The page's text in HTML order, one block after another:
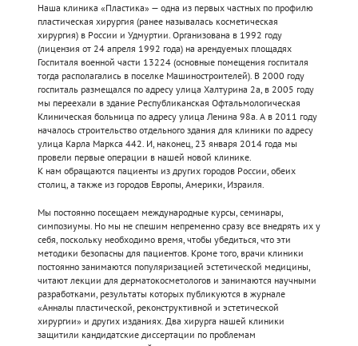
Наша клиника «Пластика» — одна из первых частных по профилю
пластическая хирургия (ранее называлась косметическая
хирургия) в России и Удмуртии. Организована в 1992 году
(лицензия от 24 апреля 1992 года) на арендуемых площадях
Госпиталя военной части 13224 (основные помещения госпиталя
тогда располагались в поселке Машиностроителей). В 2000 году
госпиталь размещался по адресу улица Халтурина 2а, в 2005 году
мы переехали в здание Республиканская Офтальмологическая
Клиническая больница по адресу улица Ленина 98а. А в 2011 году
началось строительство отдельного здания для клиники по адресу
улица Карла Маркса 442. И, наконец, 23 января 2014 года мы
провели первые операции в нашей новой клинике.
К нам обращаются пациенты из других городов России, обеих
столиц, а также из городов Европы, Америки, Израиля.
Мы постоянно посещаем международные курсы, семинары,
симпозиумы. Но мы не спешим непременно сразу все внедрять их у
себя, поскольку необходимо время, чтобы убедиться, что эти
методики безопасны для пациентов. Кроме того, врачи клиники
постоянно занимаются популяризацией эстетической медицины,
читают лекции для дерматокосметологов и занимаются научными
разработками, результаты которых публикуются в журнале
«Анналы пластической, реконструктивной и эстетической
хирургии» и других изданиях. Два хирурга нашей клиники
защитили кандидатские диссертации по проблемам